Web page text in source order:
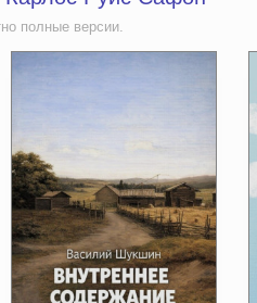
полные версии.